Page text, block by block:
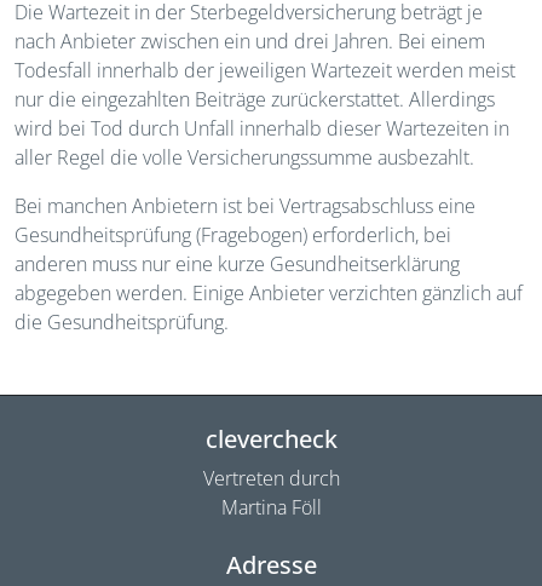
Die Wartezeit in der Sterbegeldversicherung beträgt je
nach Anbieter zwischen ein und drei Jahren. Bei einem
Todesfall innerhalb der jeweiligen Wartezeit werden meist
nur die eingezahlten Beiträge zurückerstattet. Allerdings
wird bei Tod durch Unfall innerhalb dieser Wartezeiten in
aller Regel die volle Versicherungssumme ausbezahlt.
Bei manchen Anbietern ist bei Vertragsabschluss eine
Gesundheitsprüfung (Fragebogen) erforderlich, bei
anderen muss nur eine kurze Gesundheitserklärung
abgegeben werden. Einige Anbieter verzichten gänzlich auf
die Gesundheitsprüfung.
clevercheck
Vertreten durch
Martina Föll
Adresse